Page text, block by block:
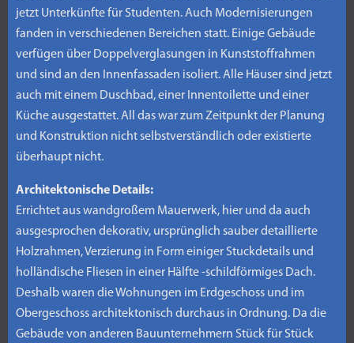
jetzt Unterkünfte für Studenten. Auch Modernisierungen
fanden in verschiedenen Bereichen statt. Einige Gebäude
verfügen über Doppelverglasungen in Kunststoffrahmen
und sind an den Innenfassaden isoliert. Alle Häuser sind jetzt
auch mit einem Duschbad, einer Innentoilette und einer
Küche ausgestattet. All das war zum Zeitpunkt der Planung
und Konstruktion nicht selbstverständlich oder existierte
überhaupt nicht.
Architektonische Details:
Errichtet aus wandgroßem Mauerwerk, hier und da auch
ausgesprochen dekorativ, ursprünglich sauber detaillierte
Holzrahmen, Verzierung in Form einiger Stuckdetails und
holländische Fliesen in einer Hälfte -schildförmiges Dach.
Deshalb waren die Wohnungen im Erdgeschoss und im
Obergeschoss architektonisch durchaus in Ordnung. Da die
Gebäude von anderen Bauunternehmern Stück für Stück